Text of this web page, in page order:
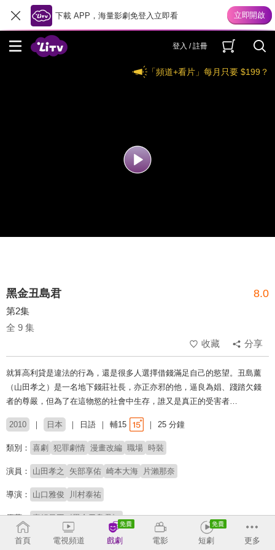
下載 APP，海量影劇免登入立即看
登入 / 註冊
「頻道+看片」每月只要 $199？
黑金丑島君 8.0
第2集
全 9 集
收藏
分享
就算高利貸是違法的行為，還是很多人選擇借錢滿足自己的慾望。丑島薰
（山田孝之）是一名地下錢莊社長，亦正亦邪的他，逼良為娼、踐踏欠錢
者的尊嚴，但為了在這物慾的社會中生存，誰又是真正的受害者…
2010 日本 日語 輔15 25 分鐘
類別： 喜劇 犯罪劇情 漫畫改編 職場 時裝
演員： 山田孝之 矢部享佑 崎本大海 片瀨那奈
導演： 山口雅俊 川村泰祐
原著： 真鍋昌平《黑金丑島君》
首頁 電視頻道 戲劇 電影 短劇 更多